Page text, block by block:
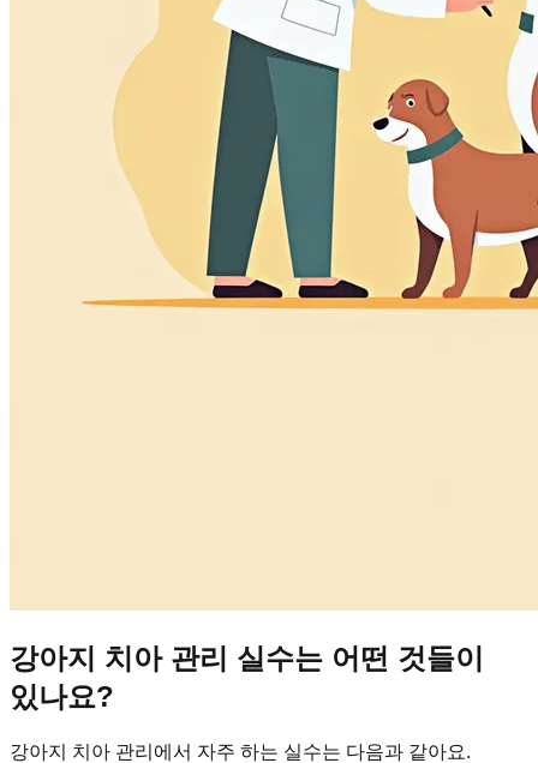
강아지 치아 관리 실수는 어떤 것들이
있나요?
강아지 치아 관리에서 자주 하는 실수는 다음과 같아요.